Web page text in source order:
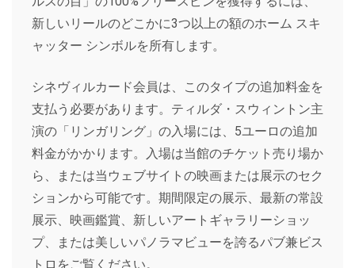
新しいリールのどこかに3つ以上の額のホーム スキ
ャッター シンボルを所有します。
シネヴィルカード会員は、このタイプの追加料金を
支払う必要があります。ティルダ・スウィントン主
演の「リンガリング」の入場には、5ユーロの追加
料金がかかります。入場は当館のチケット売り場か
ら、または当ウェブサイトの映画または展示のセク
ションから可能です。期間限定の展示、最新の常設
展示、映画鑑賞、新しいアートギャラリーショッ
プ、または美しいパノラマビューを誇るパブ兼ビス
トロをご覧ください。